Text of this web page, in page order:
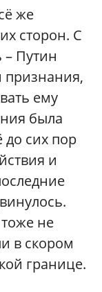
же
сторон. С
– Путин
признания,
ему
была
до сих пор
и
не
в скором
границе.